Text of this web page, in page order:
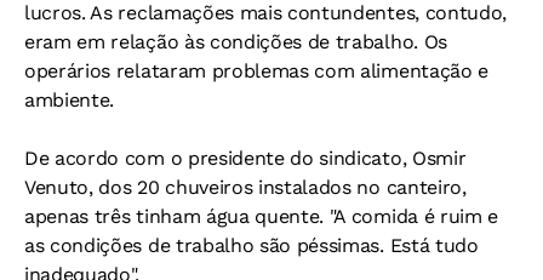
lucros. As reclamações mais contundentes, contudo,
eram em relação às condições de trabalho. Os
operários relataram problemas com alimentação e
ambiente.
De acordo com o presidente do sindicato, Osmir
Venuto, dos 20 chuveiros instalados no canteiro,
apenas três tinham água quente. "A comida é ruim e
as condições de trabalho são péssimas. Está tudo
inadequado".